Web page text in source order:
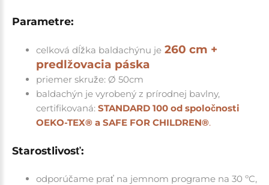
Parametre:
celková dĺžka baldachýnu je 260 cm +
predlžovacia páska
priemer skruže: Ø 50cm
baldachýn je vyrobený z prírodnej bavlny,
certifikovaná: STANDARD 100 od spoločnosti
OEKO-TEX® a SAFE FOR CHILDREN®.
Starostlivosť:
odporúčame prať na jemnom programe na 30 ºC,